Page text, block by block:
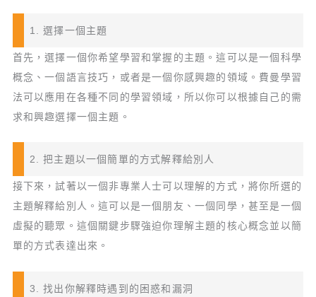
1. 選擇一個主題
首先，選擇一個你希望學習和掌握的主題。這可以是一個科學
概念、一個語言技巧，或者是一個你感興趣的領域。費曼學習
法可以應用在各種不同的學習領域，所以你可以根據自己的需
求和興趣選擇一個主題。
2. 把主題以一個簡單的方式解釋給別人
接下來，試著以一個非專業人士可以理解的方式，將你所選的
主題解釋給別人。這可以是一個朋友、一個同學，甚至是一個
虛擬的聽眾。這個關鍵步驟強迫你理解主題的核心概念並以簡
單的方式表達出來。
3. 找出你解釋時遇到的困惑和漏洞